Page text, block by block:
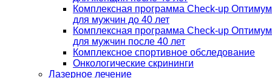
Комплексная программа Check-up Оптимум
для мужчин до 40 лет
Комплексная программа Check-up Оптимум
для мужчин после 40 лет
Комплексное спортивное обследование
Онкологические скрининги
Лазерное лечение